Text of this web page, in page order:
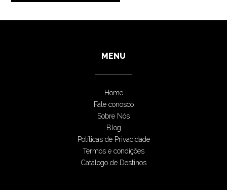
MENU
Home
Fale conosco
Sobre Nós
Blog
Políticas de Privacidade
Termos e condições
Catálogo de Destinos